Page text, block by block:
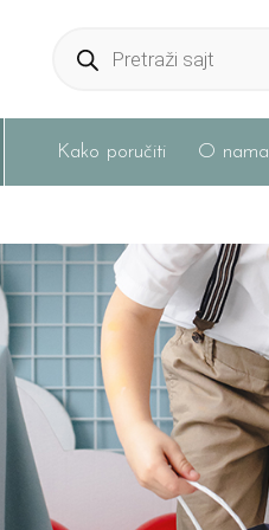
search
Kako poručiti O nama